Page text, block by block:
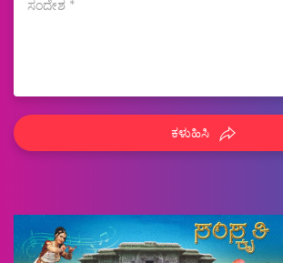
ಕಳುಹಿಸಿ